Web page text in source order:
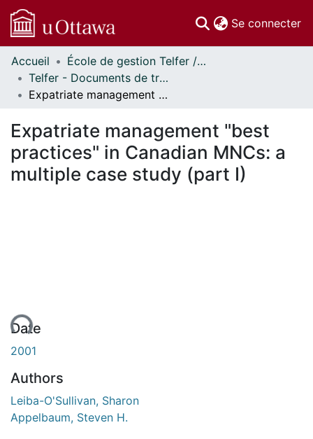
Se connecter
Communautés
et collections
Parcourir
À propos
Accueil
École de gestion Telfer // Telfer School of Management
Telfer - Documents de travail // Telfer - Working Papers
Expatriate management "best practices" in Canadian MNCs: a multiple case study (part I)
Expatriate management "best
practices" in Canadian MNCs: a
multiple case study (part I)
Date
2001
Authors
Leiba-O'Sullivan, Sharon
Appelbaum, Steven H.